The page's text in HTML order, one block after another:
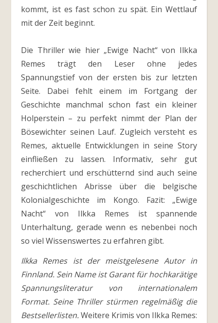
kommt, ist es fast schon zu spät. Ein Wettlauf
mit der Zeit beginnt.
Die Thriller wie hier „Ewige Nacht“ von Ilkka
Remes trägt den Leser ohne jedes
Spannungstief von der ersten bis zur letzten
Seite. Dabei fehlt einem im Fortgang der
Geschichte manchmal schon fast ein kleiner
Holperstein – zu perfekt nimmt der Plan der
Bösewichter seinen Lauf. Zugleich versteht es
Remes, aktuelle Entwicklungen in seine Story
einfließen zu lassen. Informativ, sehr gut
recherchiert und erschütternd sind auch seine
geschichtlichen Abrisse über die belgische
Kolonialgeschichte im Kongo. Fazit: „Ewige
Nacht“ von Ilkka Remes ist spannende
Unterhaltung, gerade wenn es nebenbei noch
so viel Wissenswertes zu erfahren gibt.
Ilkka Remes ist der meistgelesene Autor in
Finnland. Sein Name ist Garant für hochkarätige
Spannungsliteratur von internationalem
Format. Seine Thriller stürmen regelmäßig die
Bestsellerlisten.Weitere Krimis von Ilkka Remes: